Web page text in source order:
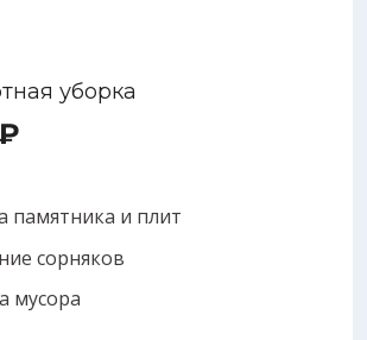
уборка
памятника и плит
сорняков
мусора